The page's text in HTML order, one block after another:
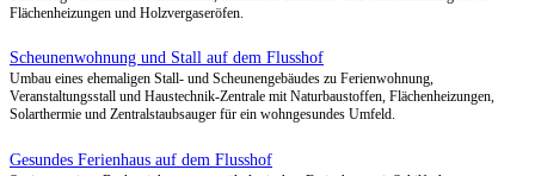
Umbau und Sanierung eines Gebäudes im Dorfkern zum
Dorfgemeinschaftshaus
Sanierung und behutsamer Umbau eines historischen
einem barrierefreien Dorfgemeinschaftshaus mit Mehrzweckraum,
Einsatz ökologischer Baustoffe, Erhalt der Bausubstanz und